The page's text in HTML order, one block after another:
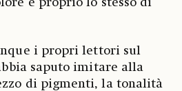
è proprio lo stesso di
i propri lettori sul
saputo imitare alla
di pigmenti, la tonalità